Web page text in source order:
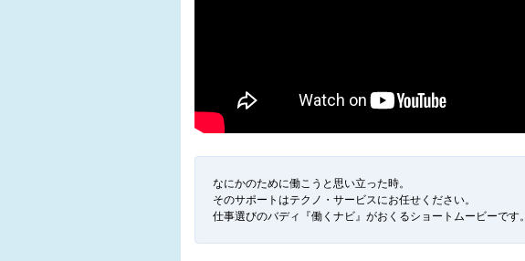
なにかのために働こうと思い立った時。
そのサポートはテクノ・サービスにお任せください。
仕事選びのバディ『働くナビ』がおくるショートムービーです。